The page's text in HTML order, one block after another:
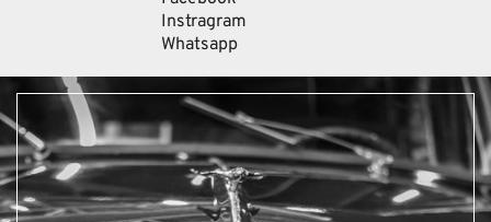
Instragram
Whatsapp